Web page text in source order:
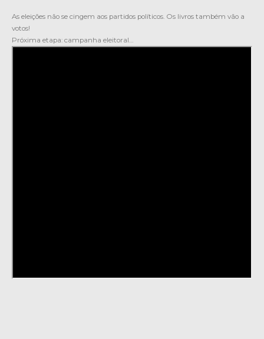
As eleições não se cingem aos partidos políticos. Os livros também vão a
votos!
Próxima etapa: campanha eleitoral…